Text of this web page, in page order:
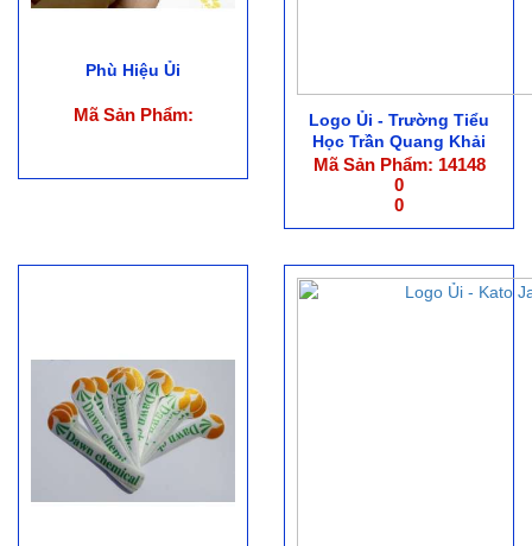
Phù Hiệu Ủi
Mã Sản Phẩm:
Logo Ủi - Trường Tiểu
Học Trần Quang Khải
Mã Sản Phẩm: 14148
0
0